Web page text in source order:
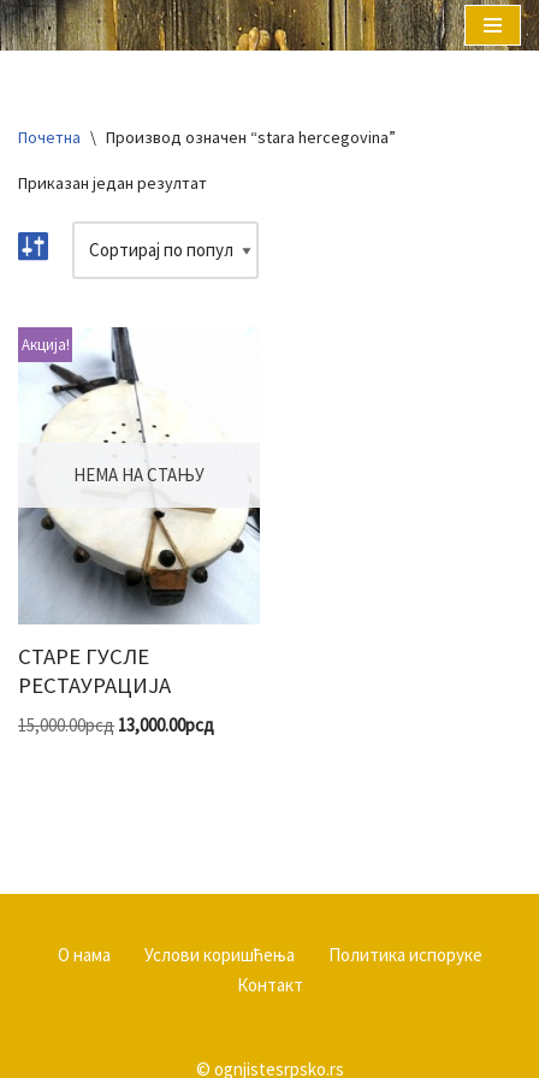
Почетна \ Производ oзначен “stara hercegovina”
Приказан један резултат
НЕМА НА СТАЊУ
Акција!
СТАРЕ ГУСЛЕ
РЕСТАУРАЦИЈА
15,000.00рсд 13,000.00рсд
О нама Услови коришћења
Политика испоруке
Контакт
© ognjistesrpsko.rs